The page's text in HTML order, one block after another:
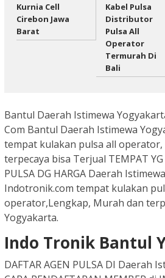
Kurnia Cell
Cirebon Jawa
Barat
Kabel Pulsa
Distributor
Pulsa All
Operator
Termurah Di
Bali
Bantul Daerah Istimewa
Com Bantul Daerah Istimewa
tempat kulakan pulsa all
terpecaya bisa Terjual TEMPAT YG
PULSA DG HARGA Daerah
Indotronik.com tempat kulakan
operator,Lengkap, Murah dan
Yogyakarta.
Indo Tronik Bantul
DAFTAR AGEN PULSA DI Daerah